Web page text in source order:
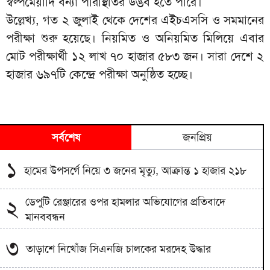
উল্লেখ্য, গত ২ জুলাই থেকে দেশের এইচএসসি ও সমমানের
পরীক্ষা শুরু হয়েছে। নিয়মিত ও অনিয়মিত মিলিয়ে এবার
মোট পরীক্ষার্থী ১২ লাখ ৭০ হাজার ৫৮৩ জন। সারা দেশে ২
হাজার ৬৯৭টি কেন্দ্রে পরীক্ষা অনুষ্ঠিত হচ্ছে।
সর্বশেষ জনপ্রিয়
১ হামের উপসর্গে নিয়ে ৩ জনের মৃত্যু, আক্রান্ত ১ হাজার ২১৮
২ ডেপুটি রেঞ্জারের ওপর হামলার অভিযোগের প্রতিবাদে
মানববন্ধন
৩ তাড়াশে নিখোঁজ সিএনজি চালকের মরদেহ উদ্ধার